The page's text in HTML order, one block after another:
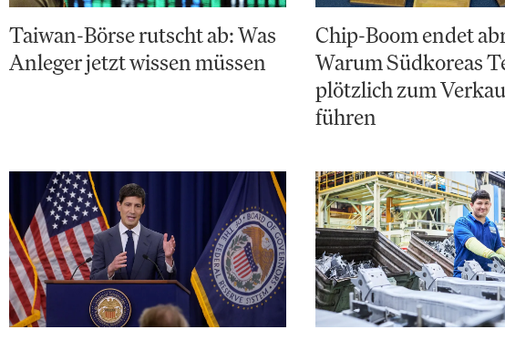
Taiwan-Börse rutscht ab: Was
Anleger jetzt wissen müssen
Chip-Boom endet
Warum Südkoreas
plötzlich zum
führen